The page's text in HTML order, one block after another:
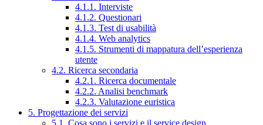
4.1.1. Interviste
4.1.2. Questionari
4.1.3. Test di usabilità
4.1.4. Web analytics
4.1.5. Strumenti di mappatura dell’esperienza
utente
4.2. Ricerca secondaria
4.2.1. Ricerca documentale
4.2.2. Analisi benchmark
4.2.3. Valutazione euristica
5. Progettazione dei servizi
5.1. Cosa sono i servizi e il service design